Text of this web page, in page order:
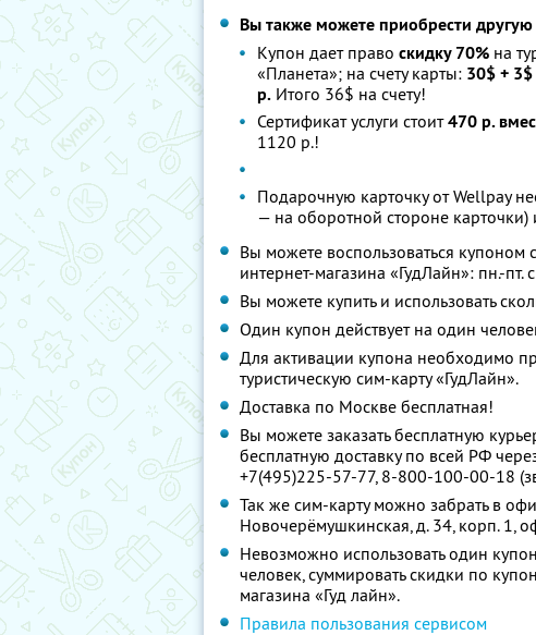
Вы также можете приобрести
Купон дает право скидку 70% на
«Планета»; на счету карты: 30$ + 3$
р. Итого 36$ на счету!
Сертификат услуги стоит470 р.
1120 р.!
Подарочную карточку от Wellpay
— на оборотной стороне карточки)
Вы можете воспользоваться купоном
интернет-магазина «ГудЛайн»: пн.-
Вы можете купить и использовать
Один купон действует на один
Для активации купона необходимо
туристическую сим-карту «ГудЛайн».
Доставка по Москве бесплатная!
Вы можете заказать бесплатную
бесплатную доставку по всей РФ
+7(495)225-57-77, 8-800-100-00-18
Так же сим-карту можно забрать в
Новочерёмушкинская, д. 34, корп. 1,
Невозможно использовать один
человек, суммировать скидки по
магазина «Гуд лайн».
Правила пользования сервисом